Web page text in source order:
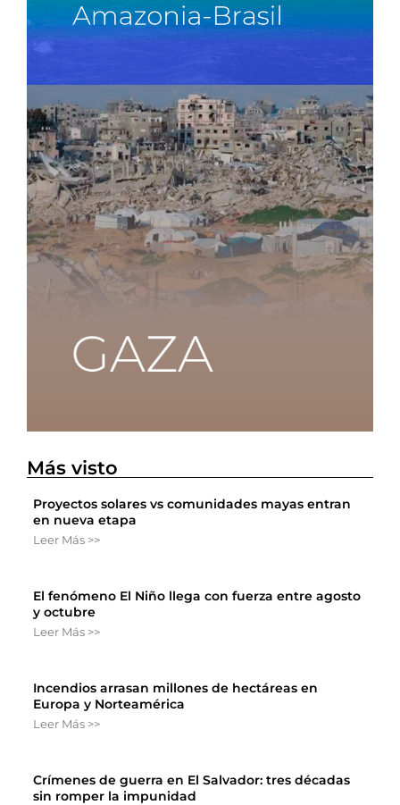
Más visto
Proyectos solares vs comunidades mayas entran
en nueva etapa
Leer Más >>
El fenómeno El Niño llega con fuerza entre agosto
y octubre
Leer Más >>
Incendios arrasan millones de hectáreas en
Europa y Norteamérica
Leer Más >>
Crímenes de guerra en El Salvador: tres décadas
sin romper la impunidad